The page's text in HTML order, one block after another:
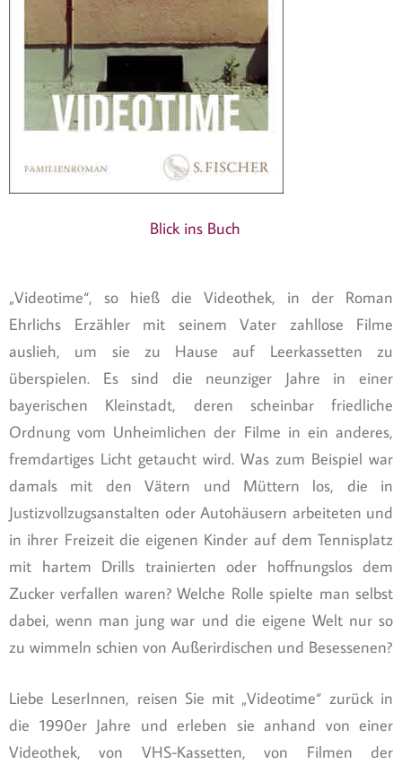
Blick ins Buch
„Videotime“, so hieß die Videothek, in der Roman
Ehrlichs Erzähler mit seinem Vater zahllose Filme
auslieh, um sie zu Hause auf Leerkassetten zu
überspielen. Es sind die neunziger Jahre in einer
bayerischen Kleinstadt, deren scheinbar friedliche
Ordnung vom Unheimlichen der Filme in ein anderes,
fremdartiges Licht getaucht wird. Was zum Beispiel war
damals mit den Vätern und Müttern los, die in
Justizvollzugsanstalten oder Autohäusern arbeiteten und
in ihrer Freizeit die eigenen Kinder auf dem Tennisplatz
mit hartem Drills trainierten oder hoffnungslos dem
Zucker verfallen waren? Welche Rolle spielte man selbst
dabei, wenn man jung war und die eigene Welt nur so
zu wimmeln schien von Außerirdischen und Besessenen?
Liebe LeserInnen, reisen Sie mit „Videotime“ zurück in
die 1990er Jahre und erleben sie anhand von einer
Videothek, von VHS-Kassetten, von Filmen der